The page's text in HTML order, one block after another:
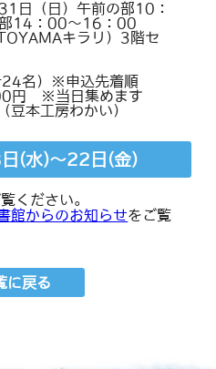
（日）午前の部10：
14：00～16：00
キラリ）3階セ
名）※申込先着順
円 ※当日集めます
本工房わかい）
(水)～22日(金)
ください。
館からのお知らせをご覧
に戻る